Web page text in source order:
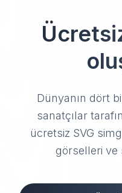
Dünyanın dört
sanatçılar
ücretsiz SVG
görselleri ve